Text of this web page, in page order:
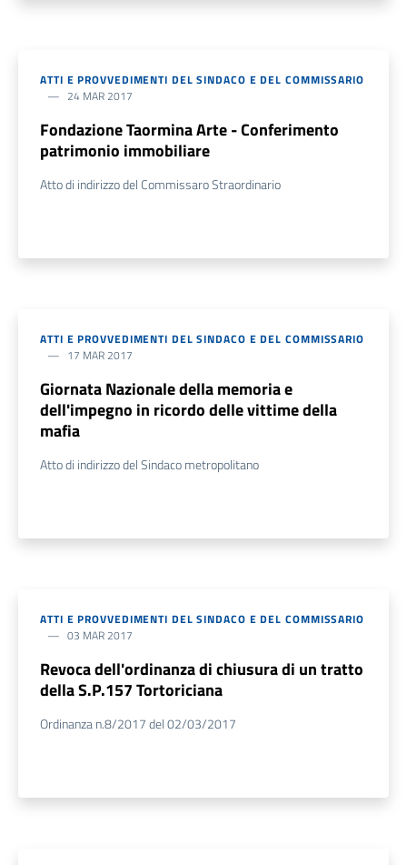
ATTI E PROVVEDIMENTI DEL SINDACO E DEL COMMISSARIO
24 MAR 2017
Fondazione Taormina Arte - Conferimento
patrimonio immobiliare
Atto di indirizzo del Commissaro Straordinario
ATTI E PROVVEDIMENTI DEL SINDACO E DEL COMMISSARIO
17 MAR 2017
Giornata Nazionale della memoria e
dell'impegno in ricordo delle vittime della
mafia
Atto di indirizzo del Sindaco metropolitano
ATTI E PROVVEDIMENTI DEL SINDACO E DEL COMMISSARIO
03 MAR 2017
Revoca dell'ordinanza di chiusura di un tratto
della S.P.157 Tortoriciana
Ordinanza n.8/2017 del 02/03/2017